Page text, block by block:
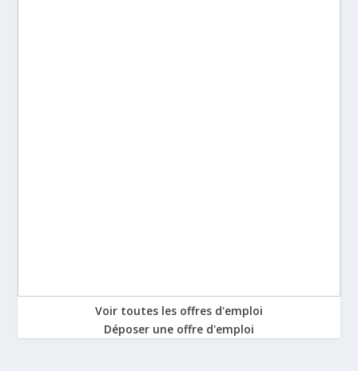
Voir toutes les offres d'emploi
Déposer une offre d'emploi